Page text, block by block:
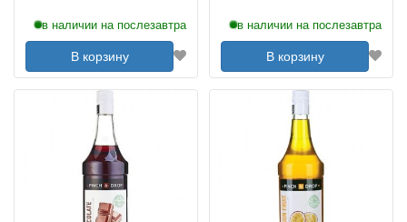
в наличии на послезавтра
В корзину
в наличии на послезавтра
В корзину